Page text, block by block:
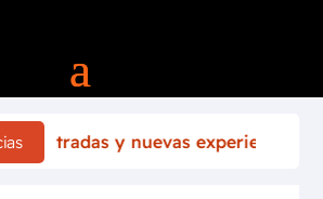
llegan a la F1 de Las